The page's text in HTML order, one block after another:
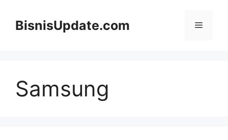
BisnisUpdate.com Menu
Samsung